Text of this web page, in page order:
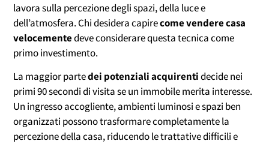
lavora sulla percezione degli spazi, della luce e
dell’atmosfera. Chi desidera capirecome vendere casa
velocementedeve considerare questa tecnica come
primo investimento.
La maggior partedei potenziali acquirentidecide nei
primi 90 secondi di visita se un immobile merita interesse.
Un ingresso accogliente, ambienti luminosi e spazi ben
organizzati possono trasformare completamente la
percezione della casa, riducendo le trattative difficili e